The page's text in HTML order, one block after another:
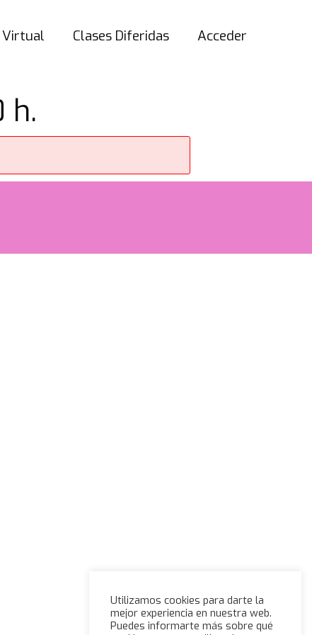
Clases Diferidas Acceder
h.
Utilizamos cookies para darte la
mejor experiencia en nuestra web.
Puedes informarte más sobre qué